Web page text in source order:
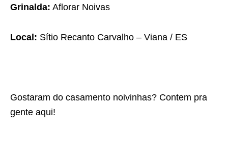
Grinalda: Aflorar Noivas
Local: Sítio Recanto Carvalho – Viana / ES
Gostaram do casamento noivinhas? Contem pra
gente aqui!